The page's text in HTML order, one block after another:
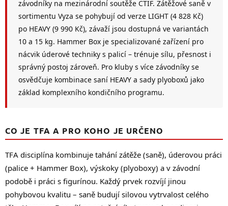
y
v
ý
p
s
u
závodníky na mezinárodní soutěže CTIF. Zátěžové saně v
sortimentu Vyza se pohybují od verze LIGHT (4 828 Kč)
po HEAVY (9 990 Kč), závaží jsou dostupná ve variantách
10 a 15 kg. Hammer Box je specializované zařízení pro
nácvik úderové techniky s palicí – trénuje sílu, přesnost i
správný postoj zároveň. Pro kluby s více závodníky se
osvědčuje kombinace saní HEAVY a sady plyoboxů jako
základ komplexního kondičního programu.
CO JE TFA A PRO KOHO JE URČENO
TFA disciplína kombinuje tahání zátěže (saně), úderovou práci
(palice + Hammer Box), výskoky (plyoboxy) a v závodní
podobě i práci s figurínou. Každý prvek rozvíjí jinou
pohybovou kvalitu – saně budují silovou vytrvalost celého